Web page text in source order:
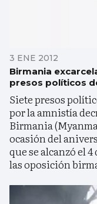
3 ENE 2012
Birmania
presos políticos
Siete presos
por la amnistía
Birmania
ocasión del
que se alcanzó el
las oposición